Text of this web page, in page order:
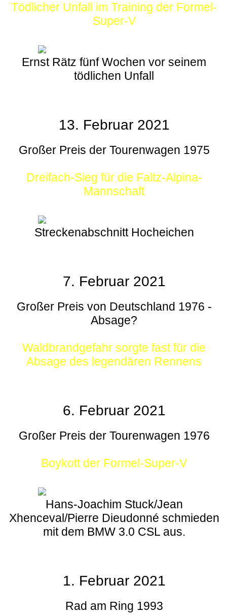
Tödlicher Unfall im Training der Formel-
Super-V
Ernst Rätz fünf Wochen vor seinem
tödlichen Unfall
13. Februar 2021
Großer Preis der Tourenwagen 1975
Dreifach-Sieg für die Faltz-Alpina-
Mannschaft
Streckenabschnitt Hocheichen
7. Februar 2021
Großer Preis von Deutschland 1976 -
Absage?
Waldbrandgefahr sorgte fast für die
Absage des legendären Rennens
6. Februar 2021
Großer Preis der Tourenwagen 1976
Boykott der Formel-Super-V
Hans-Joachim Stuck/Jean
Xhenceval/Pierre Dieudonné schmieden
mit dem BMW 3.0 CSL aus.
1. Februar 2021
Rad am Ring 1993